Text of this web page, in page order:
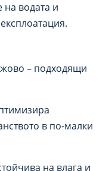
на водата и
– подходящи
в по-малки
на влага и